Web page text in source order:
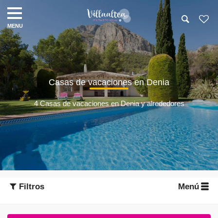
Casas de vacaciones en Denia
4 Casas de vacaciones en Denia y alrededores
Filtros Menú